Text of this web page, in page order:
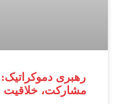
رهبری
مشارکت، خلاقیت